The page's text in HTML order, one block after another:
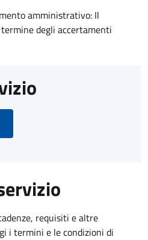
amministrativo: Il
degli accertamenti
requisiti e altre
i termini e le condizioni di